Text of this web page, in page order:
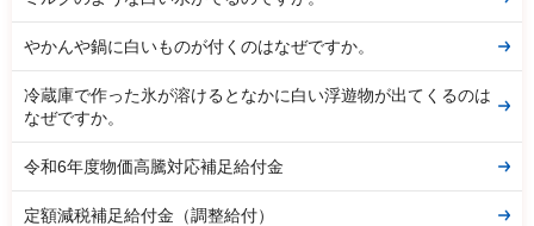
やかんや鍋に白いものが付くのはなぜですか。
冷蔵庫で作った氷が溶けるとなかに白い浮遊物が出てくるのは
なぜですか。
令和6年度物価高騰対応補足給付金
定額減税補足給付金（調整給付）